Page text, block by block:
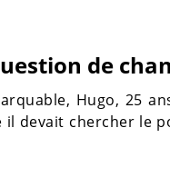
de
Hugo, 25
devait chercher le